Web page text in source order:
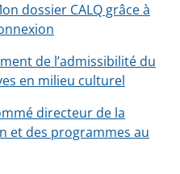
dossier CALQ grâce à
de l’admissibilité du
en milieu culturel
directeur de la
et des programmes au